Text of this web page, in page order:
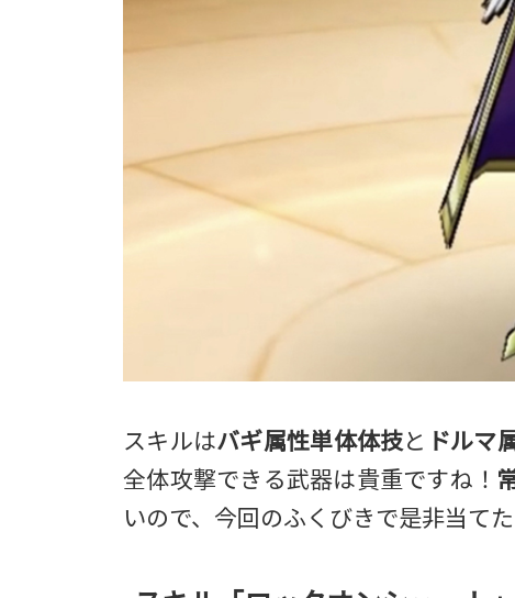
スキルはバギ属性単体体技と ドルマ
全体攻撃できる武器は貴重ですね！
いので、今回のふくびきで是非当てた